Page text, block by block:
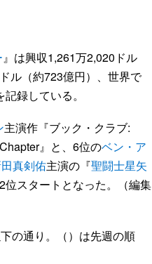
』は興収1,261万2,020ドル
ル（約723億円）、世界で
録している。
主演作『ブック・クラブ:
』と、6位のベン・ア
真剣佑主演の『聖闘士星矢
スタートとなった。（編集
の通り。（）は先週の順